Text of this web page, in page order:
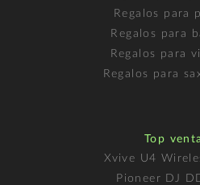
Regalos para
Regalos para
Regalos para
Regalos para
Top
Xvive U4
Pioneer DJ